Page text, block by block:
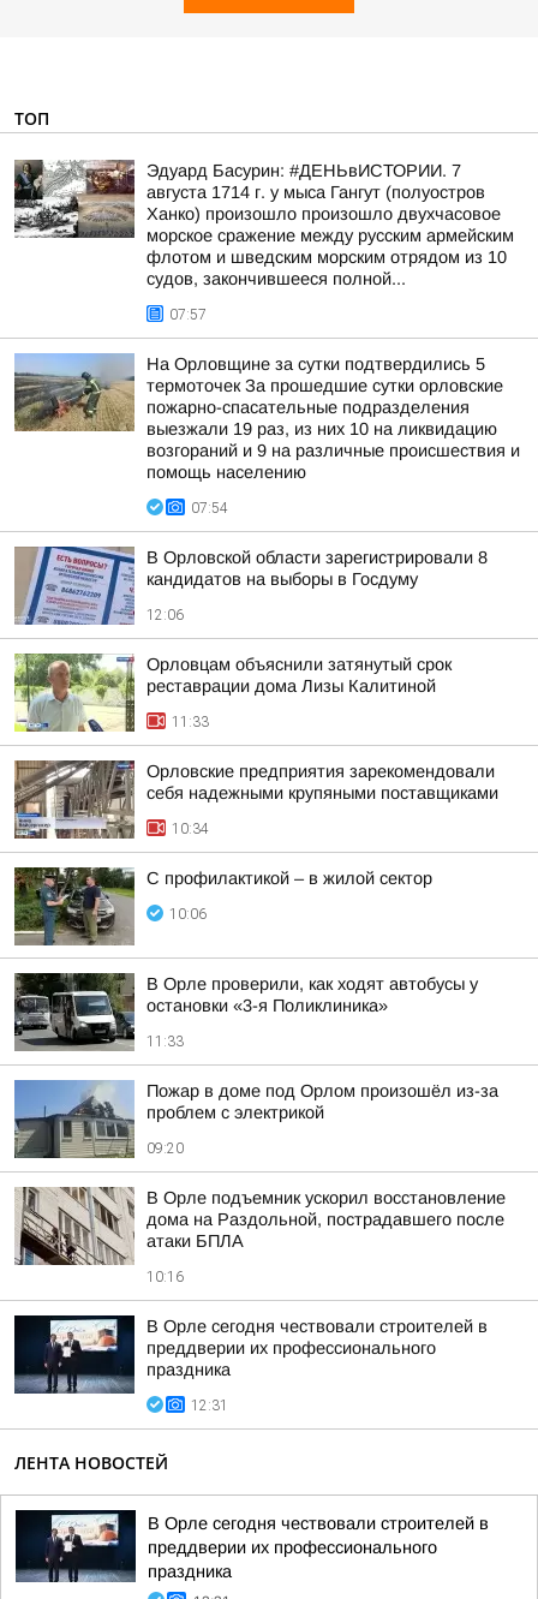
ТОП
Эдуард Басурин: #ДЕНЬвИСТОРИИ. 7
августа 1714 г. у мыса Гангут (полуостров
Ханко) произошло произошло двухчасовое
морское сражение между русским армейским
флотом и шведским морским отрядом из 10
судов, закончившееся полной...
07:57
На Орловщине за сутки подтвердились 5
термоточек За прошедшие сутки орловские
пожарно-спасательные подразделения
выезжали 19 раз, из них 10 на ликвидацию
возгораний и 9 на различные происшествия и
помощь населению
07:54
В Орловской области зарегистрировали 8
кандидатов на выборы в Госдуму
12:06
Орловцам объяснили затянутый срок
реставрации дома Лизы Калитиной
11:33
Орловские предприятия зарекомендовали
себя надежными крупяными поставщиками
10:34
С профилактикой – в жилой сектор
10:06
В Орле проверили, как ходят автобусы у
остановки «3-я Поликлиника»
11:33
Пожар в доме под Орлом произошёл из-за
проблем с электрикой
09:20
В Орле подъемник ускорил восстановление
дома на Раздольной, пострадавшего после
атаки БПЛА
10:16
В Орле сегодня чествовали строителей в
преддверии их профессионального
праздника
12:31
ЛЕНТА НОВОСТЕЙ
В Орле сегодня чествовали строителей в
преддверии их профессионального
праздника